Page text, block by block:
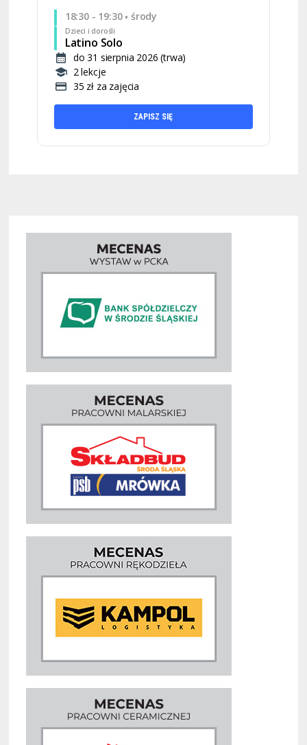
18:30 - 19:30• środy
Dzieci i dorośli
Latino Solo
do 31 sierpnia 2026 (trwa)
2 lekcje
35 zł za zajęcia
ZAPISZ SIĘ